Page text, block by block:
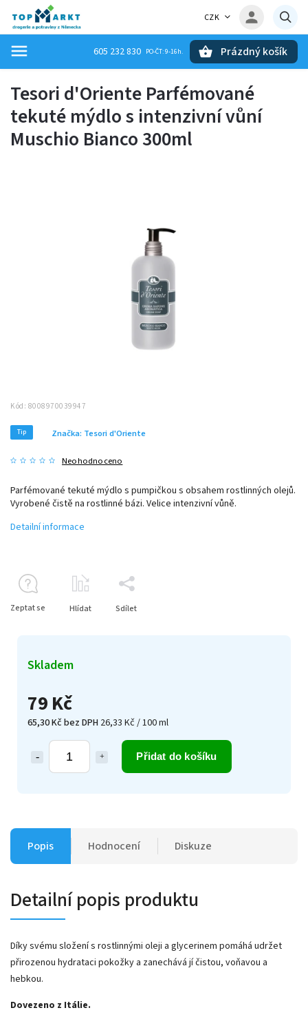
CZK
605 232 830 Prázdný košík
Tesori d'Oriente Parfémované
tekuté mýdlo s intenzivní vůní
Muschio Bianco 300ml
Kód: 8008970039947
Tip
Neohodnoceno
Značka: Tesori d'Oriente
79 Kč
65,30 Kč bez DPH 26,33 Kč / 100 ml
Přidat do košíku
Skladem
Parfémované tekuté mýdlo s pumpičkou s obsahem rostlinných olejů.
Vyrobené čistě na rostlinné bázi. Velice intenzivní vůně.
Detailní informace
Zeptat se Hlídat Sdílet
Popis Hodnocení Diskuze
Detailní popis produktu
Díky svému složení s rostlinnými oleji a glycerinem pomáhá udržet
přirozenou hydrataci pokožky a zanechává jí čistou, voňavou a
hebkou.
Dovezeno z Itálie.